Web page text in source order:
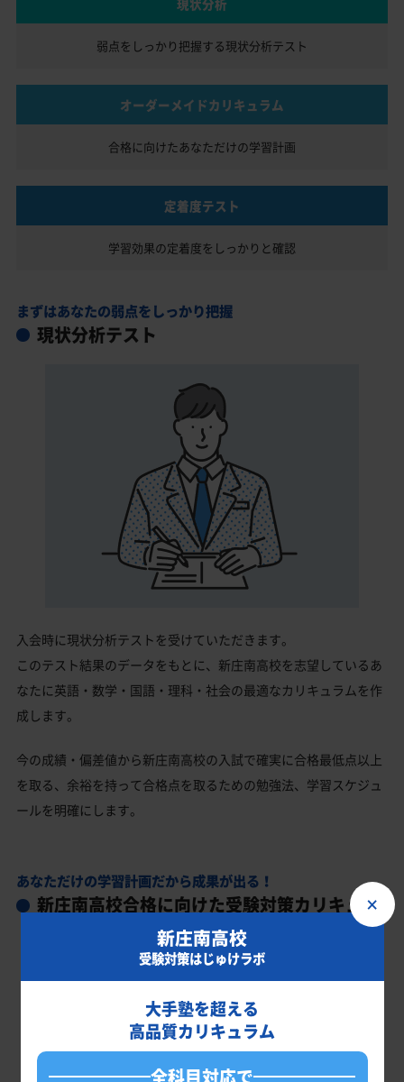
弱点をしっかり把握する現状分析テスト
オーダーメイドカリキュラム
合格に向けたあなただけの学習計画
定着度テスト
学習効果の定着度を しっかりと確認
まずはあなたの弱点をしっかり把握
現状分析テスト
入会時に現状分析テストを受けていただきます。
このテスト結果のデータをもとに、新庄南高校を志望しているあ
なたに英語・数学・国語・理科・社会の最適なカリキュラムを作
成します。
今の成績・偏差値から新庄南高校の入試で確実に合格最低点以上
を取る、余裕を持って合格点を取るための勉強法、学習スケジュ
ールを明確にします。
あなただけの学習計画だから成果が出る！
新庄南高校合格に向けた受験対策カリキュラ
×
新庄南高校
受験対策はじゅけラボ
大手塾を超える
高品質カリキュラム
全科目対応で